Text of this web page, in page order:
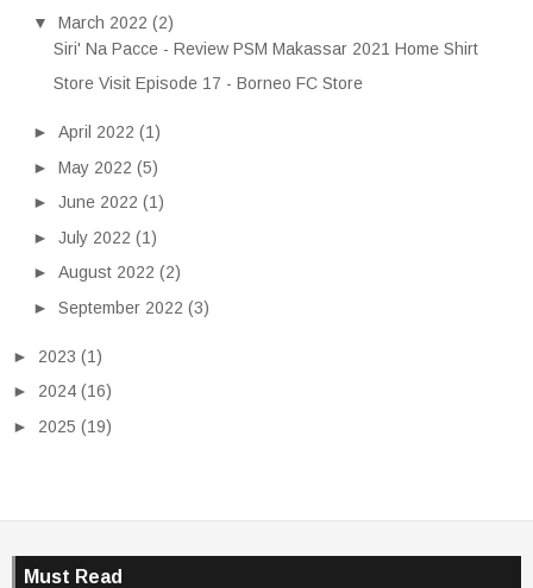
▼ March 2022 (2)
Siri' Na Pacce - Review PSM Makassar 2021 Home Shirt
Store Visit Episode 17 - Borneo FC Store
► April 2022 (1)
► May 2022 (5)
► June 2022 (1)
► July 2022 (1)
► August 2022 (2)
► September 2022 (3)
► 2023 (1)
► 2024 (16)
► 2025 (19)
Must Read